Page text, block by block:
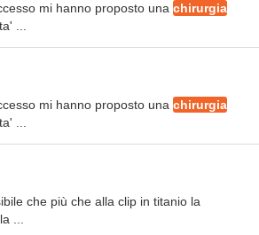
mi hanno proposto una chirurgia
...
mi hanno proposto una chirurgia
...
che più che alla clip in titanio la
...